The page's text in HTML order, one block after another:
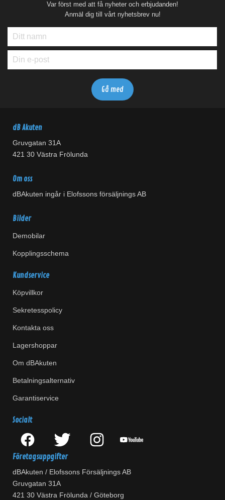
Var först med att få nyheter och erbjudanden!
Anmäl dig till vårt nyhetsbrev nu!
dB Akuten
Gruvgatan 31A
421 30 Västra Frölunda
Om oss
dBAkuten ingår i Elofssons försäljnings AB
Bilder
Demobilar
Kopplingsschema
Kundservice
Köpvillkor
Sekretesspolicy
Kontakta oss
Lagershoppar
Om dBAkuten
Betalningsalternativ
Garantiservice
Socialt
Företagsuppgifter
dBAkuten / Elofssons Försäljnings AB
Gruvgatan 31A
421 30 Västra Frölunda / Göteborg